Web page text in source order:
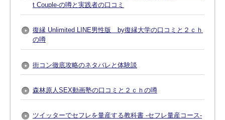
t Couple-の噂と実践者の口コミ
復縁 Unlimited LINE男性版 by復縁大学の口コミと２ｃｈ
の噂
街コン徹底攻略のネタバレと体験談
森林原人SEX動画塾の口コミと２ｃｈの噂
ツイッターでセフレを量産する教科書 -セフレ量産コース-